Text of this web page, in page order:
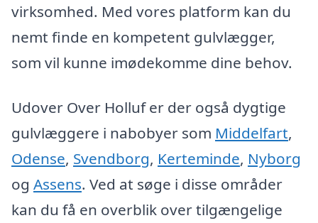
virksomhed. Med vores platform kan du
nemt finde en kompetent gulvlægger,
som vil kunne imødekomme dine behov.
Udover Over Holluf er der også dygtige
gulvlæggere i nabobyer som Middelfart,
Odense, Svendborg, Kerteminde, Nyborg
og Assens. Ved at søge i disse områder
kan du få en overblik over tilgængelige